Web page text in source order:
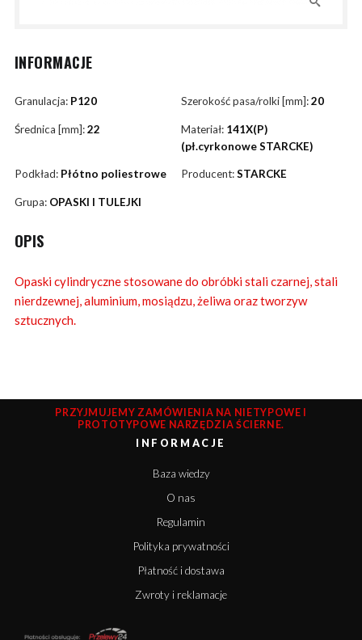
INFORMACJE
Granulacja: P120 Szerokość pasa/rolki [mm]:20
Średnica [mm]:22 Materiał: 141X(P)
(pł.cyrkonowe STARCKE)
Podkład: Płótno poliestrowe Producent:STARCKE
Grupa: OPASKI I TULEJKI
OPIS
Opaski cylindryczne stosowane do obróbki stali czarnej, stali
nierdzewnej, aluminium, mosiądzu, żeliwa oraz tworzyw
sztucznych.
PRZYJMUJEMY ZAMÓWIENIA NA NIETYPOWE I
PROTOTYPOWE NARZĘDZIA ŚCIERNE.
INFORMACJE
Baza wiedzy
O nas
Regulamin
Polityka prywatności
Płatność i dostawa
Zwroty i reklamacje